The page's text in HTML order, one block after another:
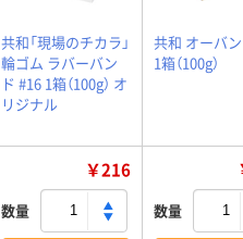
共和「現場のチカラ」
輪ゴム ラバーバン
ド #16 1箱（100g） オ
リジナル
共和 オーバ
1箱（100g）
￥216
数量 数量